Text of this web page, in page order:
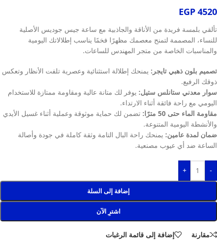
EGP 4520
تألقي بلمسة فريدة من الأناقة والجاذبية مع ساعة جيس جوديس الأصلية
للنساء، المصممة لتمنح معصمك مظهرًا فخمًا يناسب إطلالاتك اليومية
والمناسبات الخاصة من متجر المهندس للساعات.
تصميم بلون ذهبي تايجر: يمنحك إطلالة استثنائية وعصرية تلفت الأنظار وتعكس
ذوقك الرفيع.
سوار معدني ستانلس ستيل: يوفر لك متانة عالية ومقاومة ممتازة للاستخدام
اليومي مع راحة فائقة أثناء الارتداء.
مقاومة الماء حتى 50 مترًا:
تضمن لك حماية موثوقة وعملية أثناء غسيل الأيدي
والأنشطة اليومية المتنوعة.
ضمان لمدة عامين: يمنحك راحة البال التامة وثقة كاملة في جودة وأصالة
الساعة ضد أي عيوب مصنعية.
-
+
إضافة إلى السلة
اشترِ الآن
مقارنة إضافة إلى قائمة الرغبات